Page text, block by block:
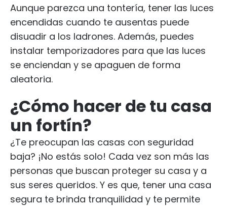
Aunque parezca una tontería, tener las luces
encendidas cuando te ausentas puede
disuadir a los ladrones. Además, puedes
instalar temporizadores para que las luces
se enciendan y se apaguen de forma
aleatoria.
¿Cómo hacer de tu casa
un fortín?
¿Te preocupan las casas con seguridad
baja? ¡No estás solo! Cada vez son más las
personas que buscan proteger su casa y a
sus seres queridos. Y es que, tener una casa
segura te brinda tranquilidad y te permite